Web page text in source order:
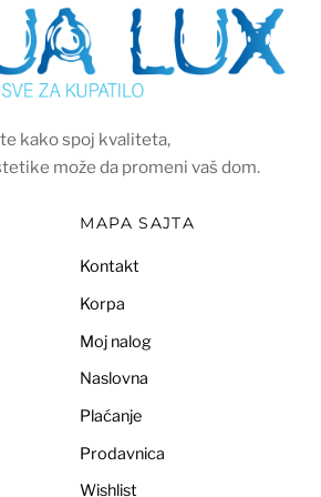
kako spoj kvaliteta,
može da promeni vaš dom.
MAPA SAJTA
Kontakt
Korpa
Moj nalog
Naslovna
Plaćanje
Prodavnica
Wishlist